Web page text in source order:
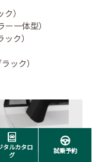
）
一体型）
ク）
ック）
タルカタロ
グ
試乗予約